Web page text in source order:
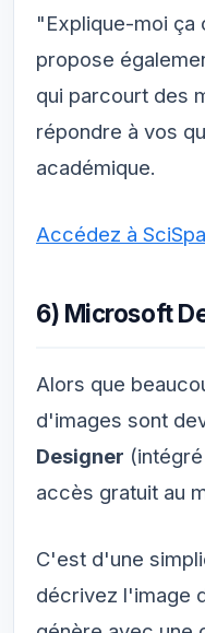
"Explique-moi ça
propose
qui parcourt des
répondre à vos
académique.
Accédez à
6) Microsoft
Alors que
d'images sont
Designer
accès gratuit au
C'est d'une
décrivez l'image